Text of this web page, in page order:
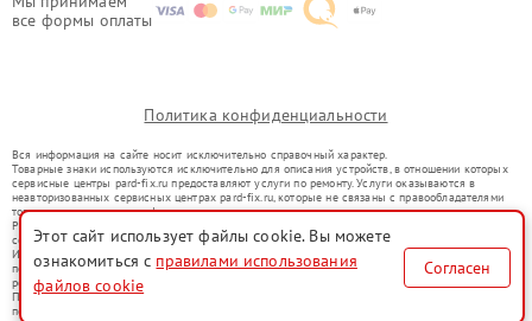
все формы оплаты
Политика конфиденциальности
Вся информация на сайте носит исключительно справочный характер.
Товарные знаки используются исключительно для описания устройств, в отношении которых
сервисные центры pard-fix.ru предоставляют услуги по ремонту. Услуги оказываются в
неавторизованных сервисных центрах pard-fix.ru, которые не связаны с правообладателями
товарных знаков или их официальными представителями.
Ремонт осуществляется для устройств, уже введенных в гражданский оборот в соответствии
со статьей 1487 ГК РФ.
Использование товарных знаков не преследует цели индивидуализации услуг или введения
потребителей в заблуждение, а служит для информирования о предоставляемых услугах по
ремонту техники указанных брендов.
Представленная на сайте информация не является публичной офертой, определяемой
положениями Статьи 437(2) Гражданского кодекса РФ
Этот сайт использует файлы cookie. Вы можете
ознакомиться с правилами использования
файлов cookie
Согласен